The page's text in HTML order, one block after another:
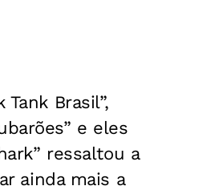
Brasil”,
e eles
ressaltou a
ainda mais a